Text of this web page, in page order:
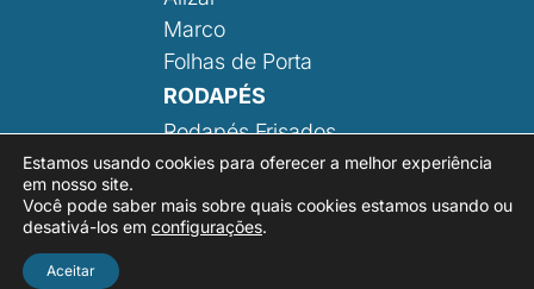
Marco
Folhas de Porta
RODAPÉS
Rodapés Frisados
Rodapé Liso
Estamos usando cookies para oferecer a melhor experiência
em nosso site.
Você pode saber mais sobre quais cookies estamos usando ou
desativá-los em configurações.
Aceitar